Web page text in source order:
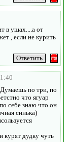
в ушах....а от
, если не курить
Думаешь по три, по
что ягуар
себе знаю что он
синька)
дудку чуть